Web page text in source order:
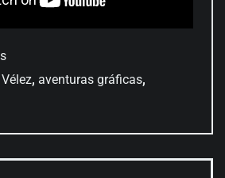
, aventuras gráficas,